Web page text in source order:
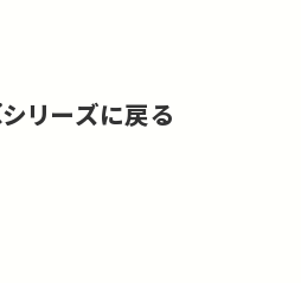
シリーズに戻る